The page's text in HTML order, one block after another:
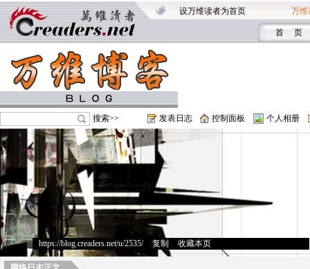
设万维读者为首页 万维
首 页
搜索>> 发表日志 控制面板 个人相册
https://blog.creaders.net/u/2535/> 复制 收藏本页